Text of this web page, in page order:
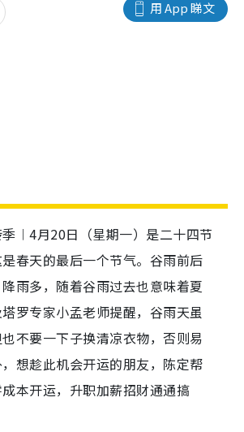
用 App 睇文
︱4月20日（星期一）是二十四节
春天的最后一个节气。谷雨前后
雨多，随着谷雨过去也意味着夏
罗专家小孟老师提醒，谷雨天虽
不要一下子换清凉衣物，否则易
想趁此机会开运的朋友，陈定帮
本开运，升职加薪招财通通搞